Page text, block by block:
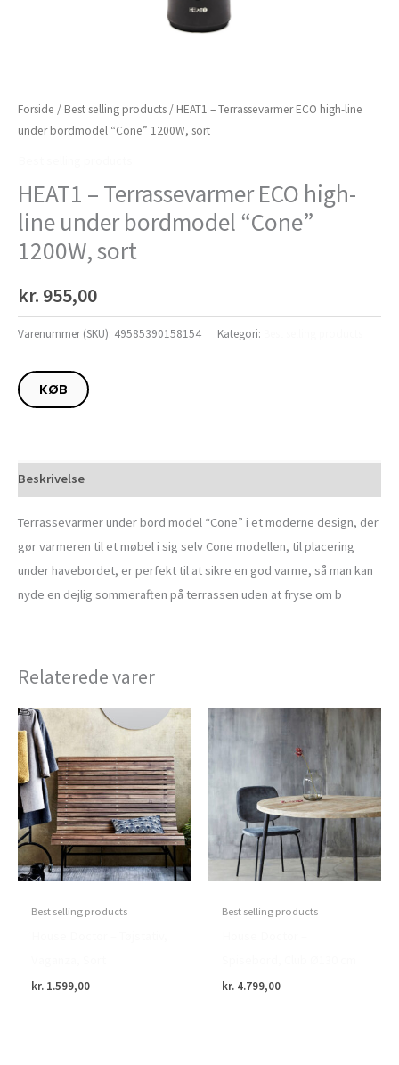
Forside / Best selling products / HEAT1 – Terrassevarmer ECO high-line
under bordmodel “Cone” 1200W, sort
HEAT1 – Terrassevarmer ECO high-
line under bordmodel “Cone”
1200W, sort
kr. 955,00
Varenummer (SKU): 49585390158154 Kategori:
KØB
Beskrivelse
Terrassevarmer under bord model “Cone” i et moderne design, der
gør varmeren til et møbel i sig selv Cone modellen, til placering
under havebordet, er perfekt til at sikre en god varme, så man kan
nyde en dejlig sommeraften på terrassen uden at fryse om b
Relaterede varer
Best selling products
kr. 1.599,00
Best selling products
kr. 4.799,00